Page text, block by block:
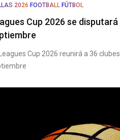
2026 FOOTBALL FÚTBOL
Cup 2026 se
Cup 2026 reunirá a 36